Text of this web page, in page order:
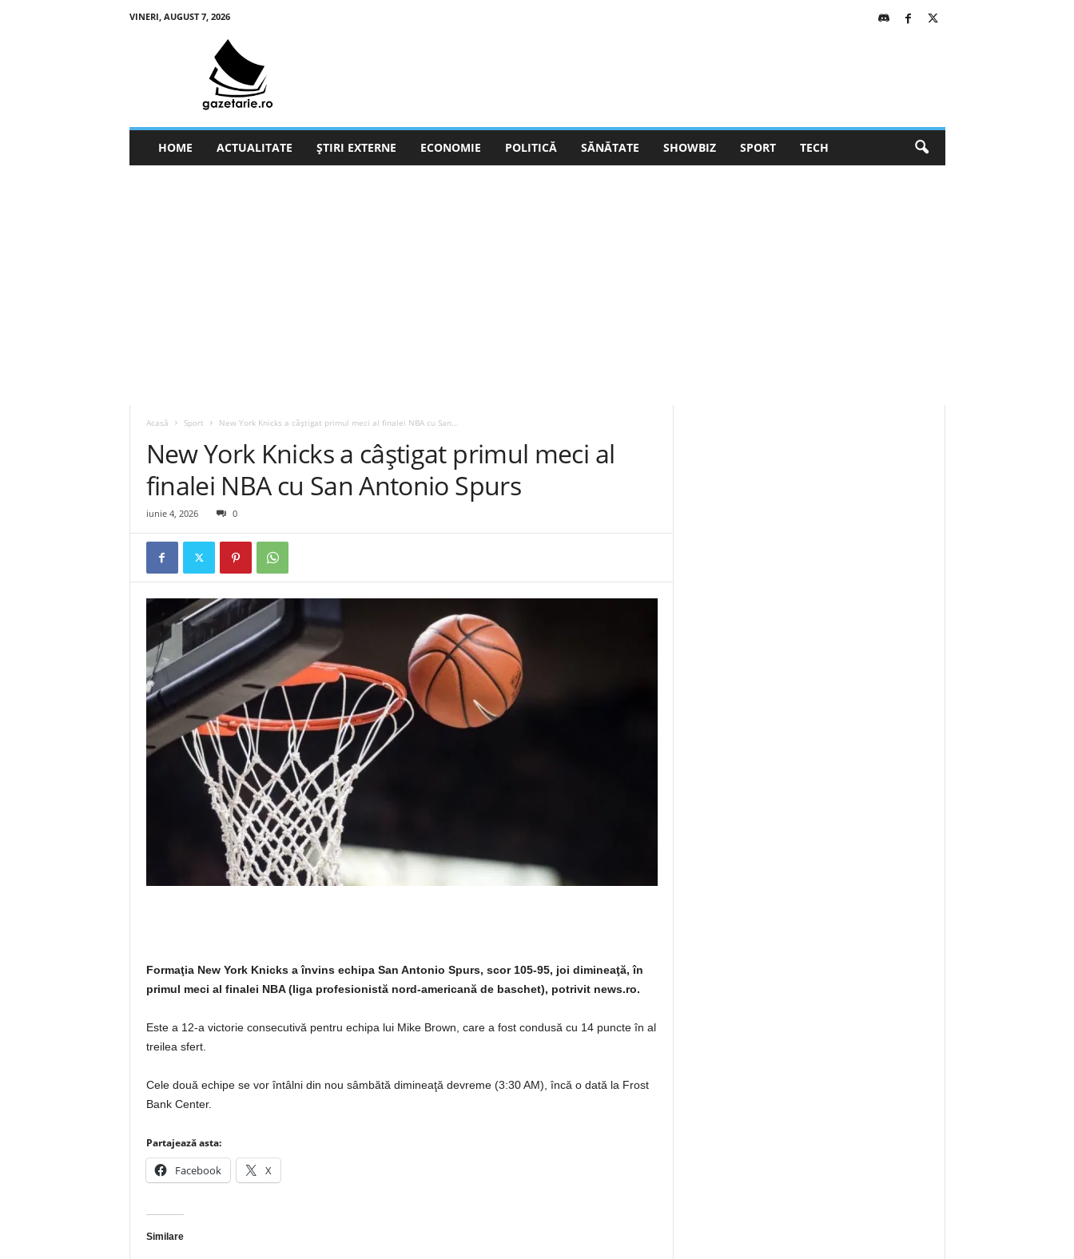
VINERI, AUGUST 7, 2026
HOME ACTUALITATE ȘTIRI EXTERNE ECONOMIE POLITICĂ SĂNĂTATE SHOWBIZ SPORT TECH
Acasă Sport New York Knicks a câştigat primul meci al finalei NBA cu San...
New York Knicks a câştigat primul meci al
finalei NBA cu San Antonio Spurs
iunie 4, 2026 0
Formaţia New York Knicks a învins echipa San Antonio Spurs, scor 105-95, joi dimineaţă, în
primul meci al finalei NBA (liga profesionistă nord-americană de baschet), potrivit news.ro.
Este a 12-a victorie consecutivă pentru echipa lui Mike Brown, care a fost condusă cu 14 puncte în al
treilea sfert.
Cele două echipe se vor întâlni din nou sâmbătă dimineaţă devreme (3:30 AM), încă o dată la Frost
Bank Center.
Partajează asta:
Facebook X
Similare